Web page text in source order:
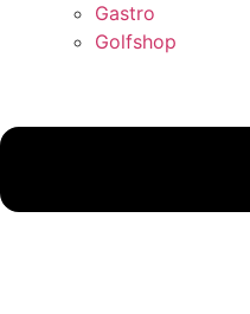
Gastro
Golfshop